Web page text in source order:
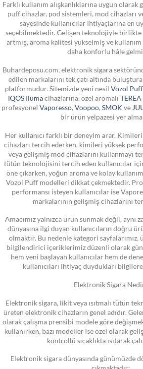
Farklı kullanım alışkanlıklarına uygun
puff cihazlar, pod sistemleri, mod cihazları
sayesinde kullanıcılar ihtiyaçlarına en
seçebilmektedir. Gelişen teknolojiyle birlikte
artmış, aroma kalitesi yükselmiş ve
daha konforlu hâle
Buhardeposu.com, elektronik sigara
edilen markalarını tek çatı altında
platformudur. Sitemizde yeni nesil Vozol Puff
IQOS Ilumacihazlarına, özel aromalı TEREA
profesyonel Vaporesso, Voopoo, SMOK ve
bir ürün yelpazesi yer
Her kullanıcı farklı bir deneyim arar.
cihazları tercih ederken, kimileri yüksek
veya gelişmiş mod cihazlarını kullanmayı
tütün teknolojisini tercih eden kullanıcılar
öne çıkarken, yoğun aroma ve kolay
Vozol Puff modelleri dikkat çekmektedir.
performansı isteyen kullanıcılar ise
markalarının gelişmiş cihazlarını
Amacımız yalnızca ürün sunmak değil, aynı
dünyasına ilgi duyan kullanıcıların doğru
olmaktır. Bu nedenle kategori sayfalarımız,
bilgilendirici içeriklerimiz düzenli olarak
hem yeni başlayan kullanıcılar hem de
kullanıcıları ihtiyaç duydukları
Elektronik Sigara
Elektronik sigara, likit veya ısıtmalı tütün
üreten elektronik cihazların genel adıdır.
olarak çalışma prensibi modele göre
kullanırken, bazı modeller ise özel olarak
kontrollü sıcaklıkta ısıtarak
Elektronik sigara dünyasında günümüzde